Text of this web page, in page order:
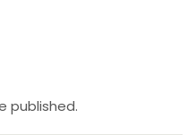
published.